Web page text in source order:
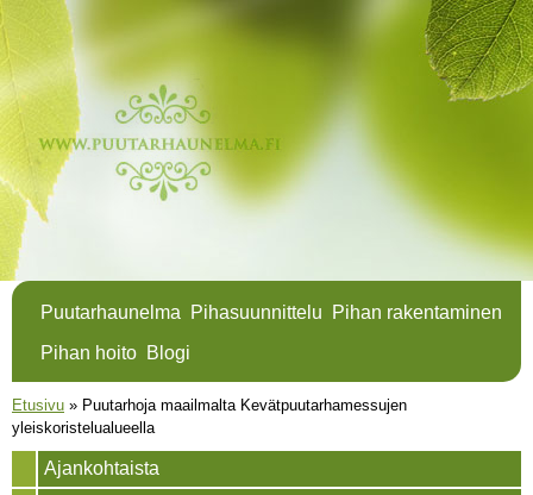
Puutarhaunelma Pihasuunnittelu
Pihan rakentaminen
Pihan hoito Blogi
Olet täällä
Etusivu » Puutarhoja maailmalta Kevätpuutarhamessujen
yleiskoristelualueella
Ajankohtaista